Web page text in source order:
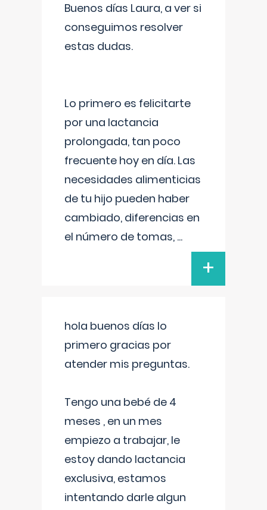
Buenos días Laura, a ver si
conseguimos resolver
estas dudas.
Lo primero es felicitarte
por una lactancia
prolongada, tan poco
frecuente hoy en día. Las
necesidades alimenticias
de tu hijo pueden haber
cambiado, diferencias en
el número de tomas, ...
+
hola buenos días lo
primero gracias por
atender mis preguntas.
Tengo una bebé de 4
meses , en un mes
empiezo a trabajar, le
estoy dando lactancia
exclusiva, estamos
intentando darle algun